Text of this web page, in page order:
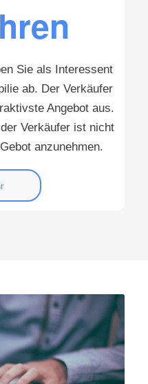
Sie als Interessent
ab. Der Verkäufer
Angebot aus.
Verkäufer ist nicht
anzunehmen.